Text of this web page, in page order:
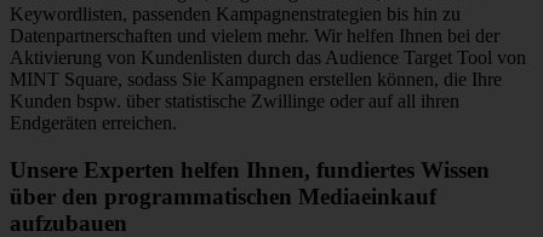
Keywordlisten, passenden Kampagnenstrategien bis hin zu
Datenpartnerschaften und vielem mehr. Wir helfen Ihnen bei der
Aktivierung von Kundenlisten durch das Audience Target Tool von
MINT Square, sodass Sie Kampagnen erstellen können, die Ihre
Kunden bspw. über statistische Zwillinge oder auf all ihren
Endgeräten erreichen.
Unsere Experten helfen Ihnen, fundiertes Wissen
über den programmatischen Mediaeinkauf
aufzubauen